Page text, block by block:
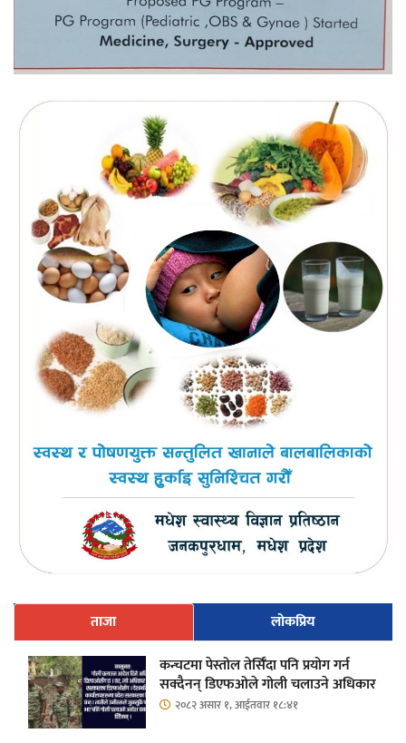
ताजा
लोकप्रिय
कन्चटमा पेस्तोल तेर्सिँदा पनि प्रयोग गर्न
सक्दैनन् डिएफओले गोली चलाउने अधिकार
२०८२ असार १, आईतवार १८:४१